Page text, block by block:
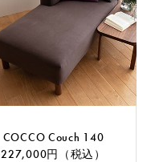
COCCO Couch 140
227,000円（税込）